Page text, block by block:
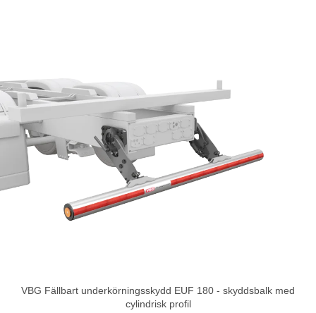
VBG Fällbart underkörningsskydd EUF 180 - skyddsbalk med
cylindrisk profil